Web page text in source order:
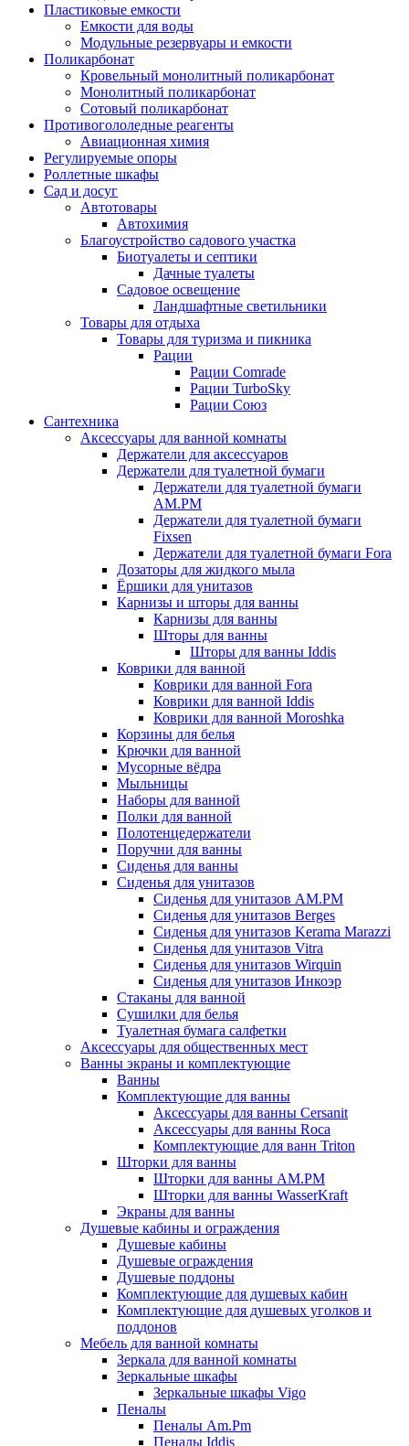
Пластиковые емкости
Емкости для воды
Модульные резервуары и емкости
Поликарбонат
Кровельный монолитный поликарбонат
Монолитный поликарбонат
Сотовый поликарбонат
Противогололедные реагенты
Авиационная химия
Регулируемые опоры
Роллетные шкафы
Сад и досуг
Автотовары
Автохимия
Благоустройство садового участка
Биотуалеты и септики
Дачные туалеты
Садовое освещение
Ландшафтные светильники
Товары для отдыха
Товары для туризма и пикника
Рации
Рации Comrade
Рации TurboSky
Рации Союз
Сантехника
Аксессуары для ванной комнаты
Держатели для аксессуаров
Держатели для туалетной бумаги
Держатели для туалетной бумаги
AM.PM
Держатели для туалетной бумаги
Fixsen
Держатели для туалетной бумаги Fora
Дозаторы для жидкого мыла
Ёршики для унитазов
Карнизы и шторы для ванны
Карнизы для ванны
Шторы для ванны
Шторы для ванны Iddis
Коврики для ванной
Коврики для ванной Fora
Коврики для ванной Iddis
Коврики для ванной Moroshka
Корзины для белья
Крючки для ванной
Мусорные вёдра
Мыльницы
Наборы для ванной
Полки для ванной
Полотенцедержатели
Поручни для ванны
Сиденья для ванны
Сиденья для унитазов
Сиденья для унитазов AM.PM
Сиденья для унитазов Berges
Сиденья для унитазов Kerama Marazzi
Сиденья для унитазов Vitra
Сиденья для унитазов Wirquin
Сиденья для унитазов Инкоэр
Стаканы для ванной
Сушилки для белья
Туалетная бумага салфетки
Аксессуары для общественных мест
Ванны экраны и комплектующие
Ванны
Комплектующие для ванны
Аксессуары для ванны Cersanit
Аксессуары для ванны Roca
Комплектующие для ванн Triton
Шторки для ванны
Шторки для ванны AM.PM
Шторки для ванны WasserKraft
Экраны для ванны
Душевые кабины и ограждения
Душевые кабины
Душевые ограждения
Душевые поддоны
Комплектующие для душевых кабин
Комплектующие для душевых уголков и
поддонов
Мебель для ванной комнаты
Зеркала для ванной комнаты
Зеркальные шкафы
Зеркальные шкафы Vigo
Пеналы
Пеналы Am.Pm
Пеналы Iddis